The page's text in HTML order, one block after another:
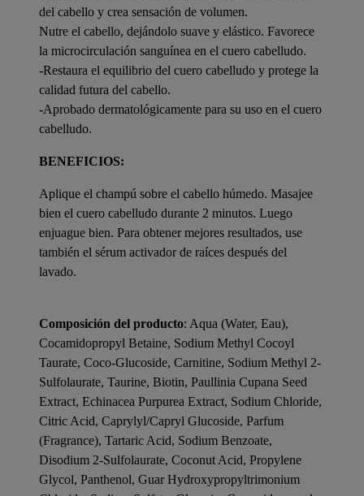
del cabello y crea sensación de volumen.
Nutre el cabello, dejándolo suave y elástico. Favorece
la microcirculación sanguínea en el cuero cabelludo.
-Restaura el equilibrio del cuero cabelludo y protege la
calidad futura del cabello.
-Aprobado dermatológicamente para su uso en el cuero
cabelludo.
BENEFICIOS:
Aplique el champú sobre el cabello húmedo. Masajee
bien el cuero cabelludo durante 2 minutos. Luego
enjuague bien. Para obtener mejores resultados, use
también el sérum activador de raíces después del
lavado.
Composición del producto: Aqua (Water, Eau),
Cocamidopropyl Betaine, Sodium Methyl Cocoyl
Taurate, Coco-Glucoside, Carnitine, Sodium Methyl 2-
Sulfolaurate, Taurine, Biotin, Paullinia Cupana Seed
Extract, Echinacea Purpurea Extract, Sodium Chloride,
Citric Acid, Caprylyl/Capryl Glucoside, Parfum
(Fragrance), Tartaric Acid, Sodium Benzoate,
Disodium 2-Sulfolaurate, Coconut Acid, Propylene
Glycol, Panthenol, Guar Hydroxypropyltrimonium